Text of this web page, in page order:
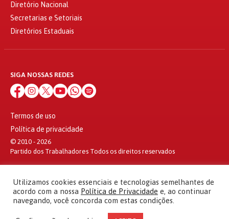
Diretório Nacional
Secretarias e Setoriais
Diretórios Estaduais
SIGA NOSSAS REDES
Termos de uso
Política de privacidade
© 2010 - 2026
Partido dos Trabalhadores Todos os direitos reservados
Utilizamos cookies essenciais e tecnologias semelhantes de
acordo com a nossa Política de Privacidade e, ao continuar
navegando, você concorda com estas condições.